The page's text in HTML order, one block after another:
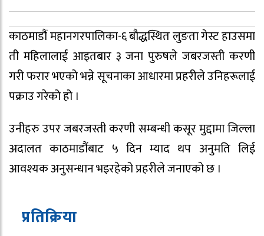
काठमाडौं महानगरपालिका-६ बौद्धस्थित लुङता गेस्ट हाउसमा
ती महिलालाई आइतबार ३ जना पुरुषले जबरजस्ती करणी
गरी फरार भएको भन्ने सूचनाका आधारमा प्रहरीले उनिहरूलाई
पक्राउ गरेको हो ।
उनीहरु उपर जबरजस्ती करणी सम्बन्धी कसूर मुद्दामा जिल्ला
अदालत काठमाडौंबाट ५ दिन म्याद थप अनुमति लिई
आवश्यक अनुसन्धान भइरहेको प्रहरीले जनाएको छ ।
प्रतिक्रिया